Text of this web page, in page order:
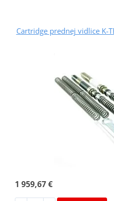
Cartridge prednej vidlice K-
1 959,67 €